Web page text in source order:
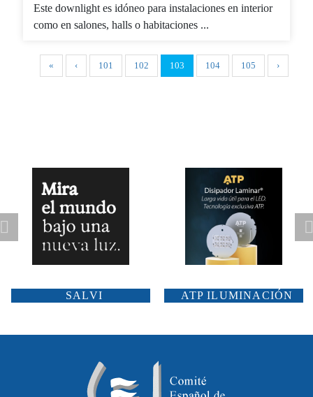
Este downlight es idóneo para instalaciones en interior
como en salones, halls o habitaciones ...
« ‹ 101 102 103 104 105 ›
CARANDINI SCHRÉDER